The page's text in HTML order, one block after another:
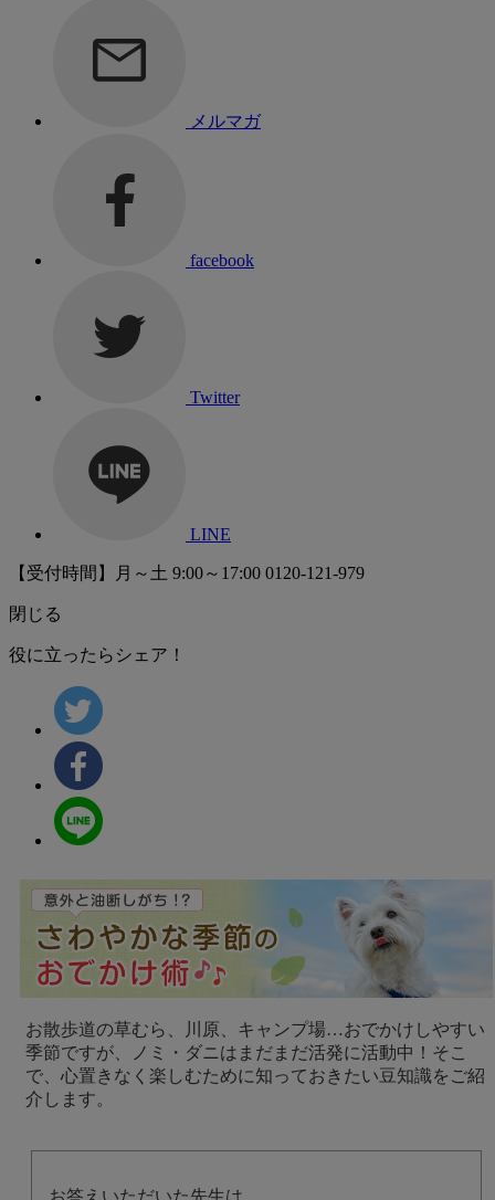
メルマガ
facebook
Twitter
LINE
【受付時間】月～土 9:00～17:00 0120-121-979
閉じる
役に立ったらシェア！
お散歩道の草むら、川原、キャンプ場…おでかけしやすい
季節ですが、ノミ・ダニはまだまだ活発に活動中！そこ
で、心置きなく楽しむために知っておきたい豆知識をご紹
介します。